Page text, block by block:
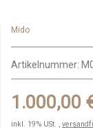
Mido
Artikelnummer:
1.000,00
inkl. 19% USt. ,